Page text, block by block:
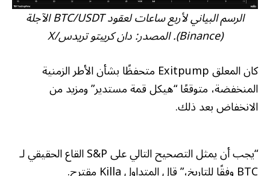
الرسم البياني لأربع ساعات لعقود BTC/USDT الآجلة
(Binance). المصدر: دان كريبتو تريدس/X
كان المعلق Exitpump متحفظًا بشأن الأطر الزمنية
المنخفضة، متوقعًا “هيكل قمة مستدير” ومزيد من
الانخفاض بعد ذلك.
“يجب أن يمثل التصحيح التالي على S&P القاع الحقيقي لـ